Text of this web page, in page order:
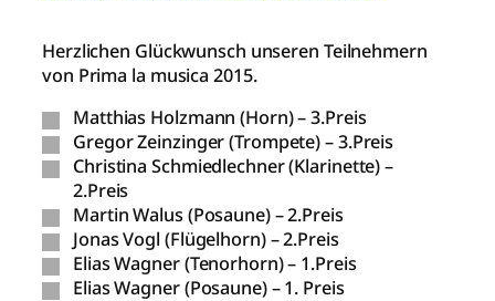
Herzlichen Glückwunsch unseren Teilnehmern
von Prima la musica 2015.
Matthias Holzmann (Horn) – 3.Preis
Gregor Zeinzinger (Trompete) – 3.Preis
Christina Schmiedlechner (Klarinette) –
2.Preis
Martin Walus (Posaune) – 2.Preis
Jonas Vogl (Flügelhorn) – 2.Preis
Elias Wagner (Tenorhorn) – 1.Preis
Elias Wagner (Posaune) – 1. Preis